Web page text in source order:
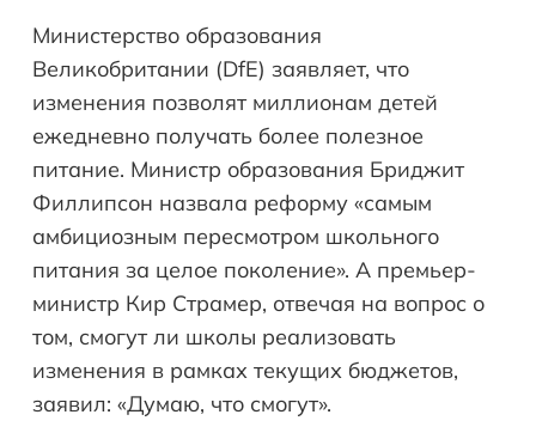
Министерство образования
Великобритании (DfE) заявляет, что
изменения позволят миллионам детей
ежедневно получать более полезное
питание. Министр образования Бриджит
Филлипсон назвала реформу «самым
амбициозным пересмотром школьного
питания за целое поколение». А премьер-
министр Кир Страмер, отвечая на вопрос о
том, смогут ли школы реализовать
изменения в рамках текущих бюджетов,
заявил: «Думаю, что смогут».